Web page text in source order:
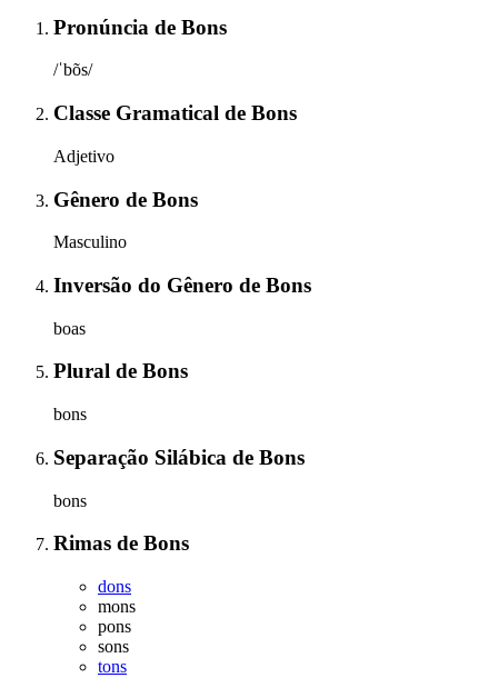
Pronúncia de Bons
/ˈbõs/
Classe Gramatical de Bons
Adjetivo
Gênero de Bons
Masculino
Inversão do Gênero de Bons
boas
Plural de Bons
bons
Separação Silábica de Bons
bons
Rimas de Bons
dons
mons
pons
sons
tons